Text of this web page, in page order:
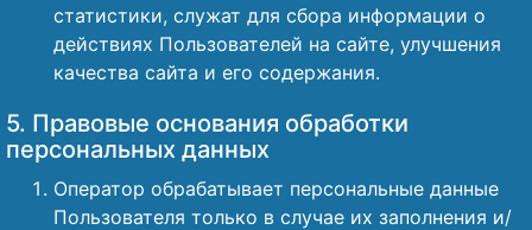
статистики, служат для сбора информации о
действиях Пользователей на сайте, улучшения
качества сайта и его содержания.
5. Правовые основания обработки
персональных данных
Оператор обрабатывает персональные данные
Пользователя только в случае их заполнения и/